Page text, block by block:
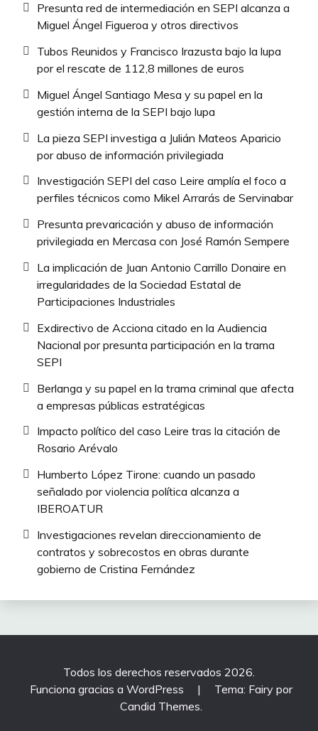
Presunta red de intermediación en SEPI alcanza a
Miguel Ángel Figueroa y otros directivos
Tubos Reunidos y Francisco Irazusta bajo la lupa
por el rescate de 112,8 millones de euros
Miguel Ángel Santiago Mesa y su papel en la
gestión interna de la SEPI bajo lupa
La pieza SEPI investiga a Julián Mateos Aparicio
por abuso de información privilegiada
Investigación SEPI del caso Leire amplía el foco a
perfiles técnicos como Mikel Arrarás de Servinabar
Presunta prevaricación y abuso de información
privilegiada en Mercasa con José Ramón Sempere
La implicación de Juan Antonio Carrillo Donaire en
irregularidades de la Sociedad Estatal de
Participaciones Industriales
Exdirectivo de Acciona citado en la Audiencia
Nacional por presunta participación en la trama
SEPI
Berlanga y su papel en la trama criminal que afecta
a empresas públicas estratégicas
Impacto político del caso Leire tras la citación de
Rosario Arévalo
Humberto López Tirone: cuando un pasado
señalado por violencia política alcanza a
IBEROATUR
Investigaciones revelan direccionamiento de
contratos y sobrecostos en obras durante
gobierno de Cristina Fernández
Todos los derechos reservados 2026.
Funciona gracias a WordPress
|
Tema: Fairy por
Candid Themes